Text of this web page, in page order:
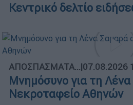
Κεντρικό δελτίο
ΑΠΟΣΠΑΣΜΑΤΑ...|07.08.2026
Μνημόσυνο για τη
Νεκροταφείο Αθηνών